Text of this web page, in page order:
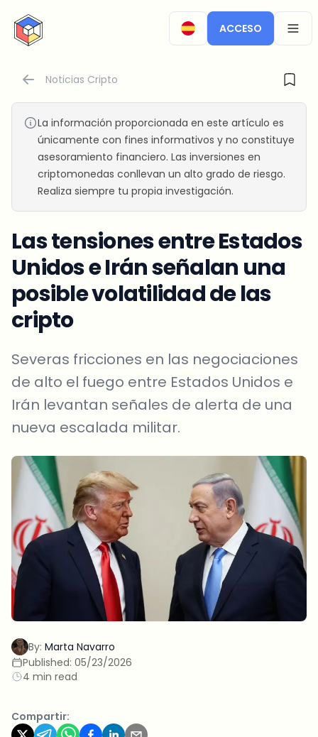
CryptoTicker
ACCESO
Noticias Cripto
La información proporcionada en este artículo es
únicamente con fines informativos y no constituye
asesoramiento financiero. Las inversiones en
criptomonedas conllevan un alto grado de riesgo.
Realiza siempre tu propia investigación.
Las tensiones entre Estados
Unidos e Irán señalan una
posible volatilidad de las
cripto
Severas fricciones en las negociaciones
de alto el fuego entre Estados Unidos e
Irán levantan señales de alerta de una
nueva escalada militar.
By: Marta Navarro
Published: 05/23/2026
4 min read
Compartir: